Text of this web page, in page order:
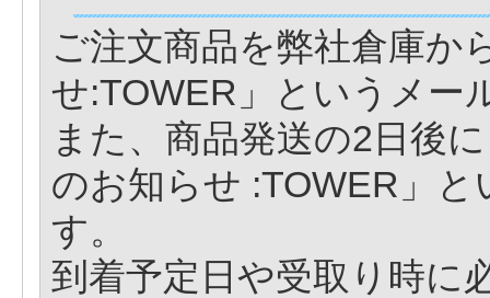
ご注文商品を弊社倉庫か
せ:TOWER」というメー
また、商品発送の2日後
のお知らせ :TOWER」
す。
到着予定日や受取り時に